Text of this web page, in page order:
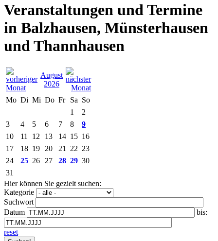
Veranstaltungen und Termine
in Balzhausen, Münsterhausen
und Thannhausen
August
2026
Mo Di Mi Do Fr Sa So
1
2
3
4 5 6 7 8
9
10
11 12 13 14 15 16
17
18 19 20 21 22 23
24
25 26 27 28 29 30
31
Hier können Sie gezielt suchen:
Kategorie
Suchwort
Datum
bis:
reset